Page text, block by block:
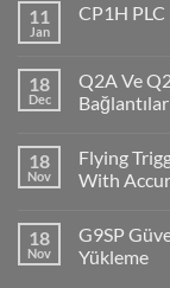
11
Jan
CP1H
CP1H
PLC
ile
Haberleşmesi
18
Dec
Q2A Ve
Bağlantılar
on
Q2A
Ve
NPN/PNP
Giriş
Bağlantılar
18
Nov
Flying
With
on
Flying
Trigger
18
Nov
G9SP
Yükleme